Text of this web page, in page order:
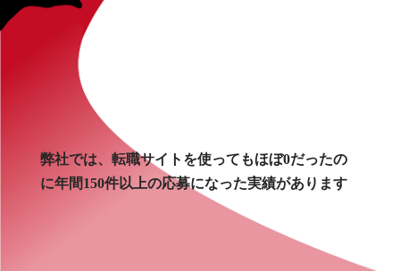
弊社では、転職サイトを使ってもほぼ0だったの
に年間150件以上の応募になった実績があります